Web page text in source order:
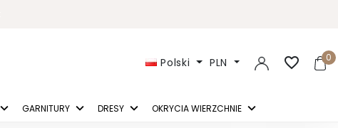
Polski PLN 0
favorite_border
GARNITURY DRESY OKRYCIA WIERZCHNIE